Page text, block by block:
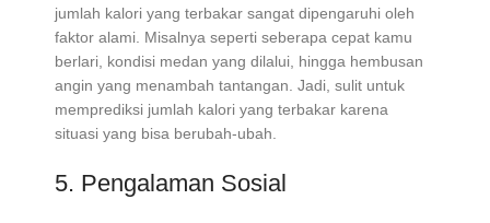
jumlah kalori yang terbakar sangat dipengaruhi oleh
faktor alami. Misalnya seperti seberapa cepat kamu
berlari, kondisi medan yang dilalui, hingga hembusan
angin yang menambah tantangan. Jadi, sulit untuk
memprediksi jumlah kalori yang terbakar karena
situasi yang bisa berubah-ubah.
5. Pengalaman Sosial